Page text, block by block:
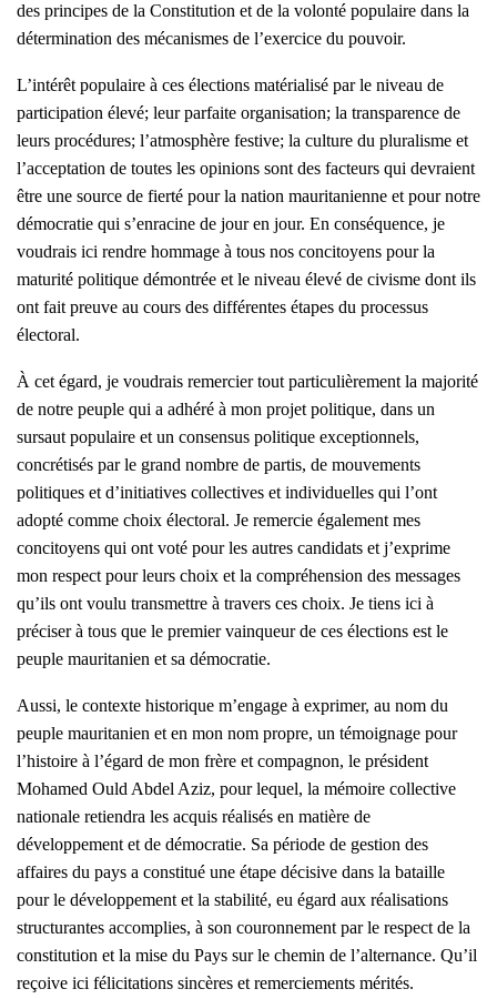
des principes de la Constitution et de la volonté populaire dans la
détermination des mécanismes de l’exercice du pouvoir.
L’intérêt populaire à ces élections matérialisé par le niveau de
participation élevé; leur parfaite organisation; la transparence de
leurs procédures; l’atmosphère festive; la culture du pluralisme et
l’acceptation de toutes les opinions sont des facteurs qui devraient
être une source de fierté pour la nation mauritanienne et pour notre
démocratie qui s’enracine de jour en jour. En conséquence, je
voudrais ici rendre hommage à tous nos concitoyens pour la
maturité politique démontrée et le niveau élevé de civisme dont ils
ont fait preuve au cours des différentes étapes du processus
électoral.
À cet égard, je voudrais remercier tout particulièrement la majorité
de notre peuple qui a adhéré à mon projet politique, dans un
sursaut populaire et un consensus politique exceptionnels,
concrétisés par le grand nombre de partis, de mouvements
politiques et d’initiatives collectives et individuelles qui l’ont
adopté comme choix électoral. Je remercie également mes
concitoyens qui ont voté pour les autres candidats et j’exprime
mon respect pour leurs choix et la compréhension des messages
qu’ils ont voulu transmettre à travers ces choix. Je tiens ici à
préciser à tous que le premier vainqueur de ces élections est le
peuple mauritanien et sa démocratie.
Aussi, le contexte historique m’engage à exprimer, au nom du
peuple mauritanien et en mon nom propre, un témoignage pour
l’histoire à l’égard de mon frère et compagnon, le président
Mohamed Ould Abdel Aziz, pour lequel, la mémoire collective
nationale retiendra les acquis réalisés en matière de
développement et de démocratie. Sa période de gestion des
affaires du pays a constitué une étape décisive dans la bataille
pour le développement et la stabilité, eu égard aux réalisations
structurantes accomplies, à son couronnement par le respect de la
constitution et la mise du Pays sur le chemin de l’alternance. Qu’il
reçoive ici félicitations sincères et remerciements mérités.